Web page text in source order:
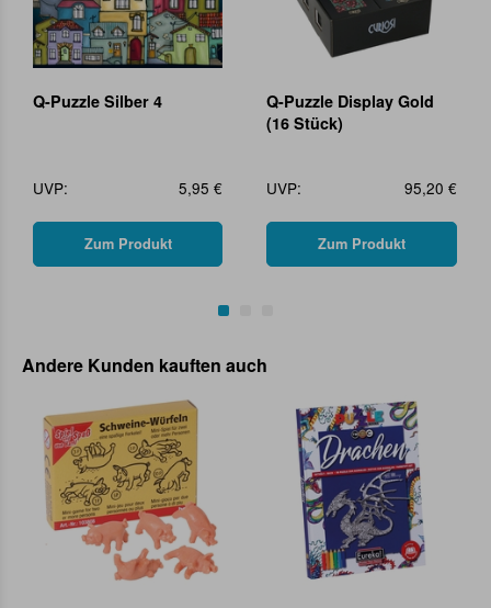
Q-Puzzle Silber 4
UVP: 5,95 €
Zum Produkt
Q-Puzzle Display Gold
(16 Stück)
UVP: 95,20 €
Zum Produkt
Andere Kunden kauften auch